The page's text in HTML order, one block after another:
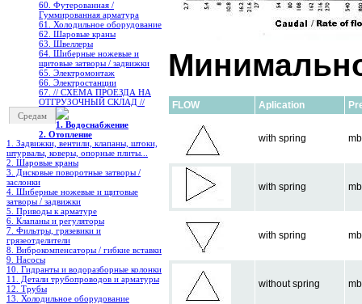
60. Футерованная /
Гуммированная арматура
61. Холодильное oборудование
62. Шаровые краны
63. Швеллеры
64. Шиберные ножевые и
щитовые затворы / задвижки
65. Электромонтаж
66. Электростанции
67. // СХЕМА ПРОЕЗДА НА
ОТГРУЗОЧНЫЙ СКЛАД //
Средам
1. Водоснабжение
2. Отопление
1. Задвижки, вентили, клапаны, штоки,
штурвалы, коверы, опорные плиты...
2. Шаровые краны
3. Дисковые поворотные затворы /
заслонки
4. Шиберные ножевые и щитовые
затворы / задвижки
5. Приводы к арматуре
6. Клапаны и регуляторы
7. Фильтры, грязевики и
грязеотделители
8. Виброкомпенсаторы / гибкие вставки
9. Насосы
10. Гидранты и водоразборные колонки
11. Детали трубопроводов и арматуры
12. Трубы
13. Холодильное oборудование
FLOW Aplication
with spring
with spring
with spring
without spring